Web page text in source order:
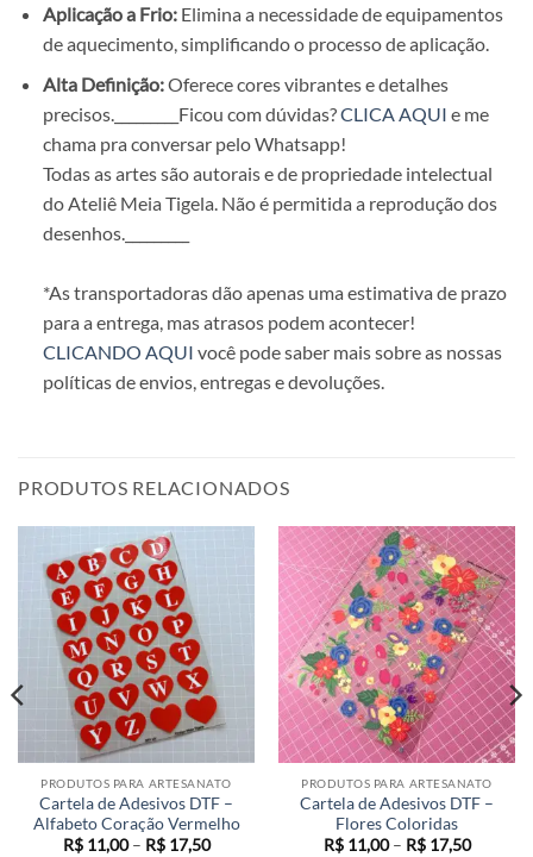
Aplicação a Frio:Elimina a necessidade de equipamentos
de aquecimento, simplificando o processo de aplicação.
Alta Definição:Oferece cores vibrantes e detalhes
precisos._________Ficou com dúvidas?CLICA AQUI e me
chama pra conversar pelo Whatsapp!
Todas as artes são autorais e de propriedade intelectual
do Ateliê Meia Tigela. Não é permitida a reprodução dos
desenhos._________
*As transportadoras dão apenas uma estimativa de prazo
para a entrega, mas atrasos podem acontecer!
CLICANDO AQUI você pode saber mais sobre as nossas
políticas de envios, entregas e devoluções.
PRODUTOS RELACIONADOS
PRODUTOS PARA ARTESANATO
Cartela de Adesivos DTF –
Alfabeto Coração Vermelho
R$11,00 – R$17,50Faixa
PRODUTOS PARA ARTESANATO
Cartela de Adesivos DTF –
Flores Coloridas
R$11,00 – R$17,50Faixa